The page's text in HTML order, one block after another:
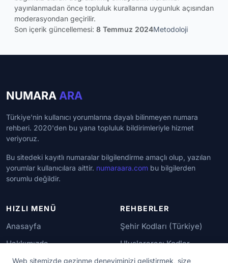
Web sitemizde gezinme deneyiminizi geliştirmek, size
yayınlanmadan önce topluluk kurallarına uygunluk açısından
moderasyondan geçirilir.
Son içerik güncellemesi: 8 Temmuz 2024Metodoloji
NUMARA ARA
Türkiye'nin kullanıcı yorumlarına dayalı bilinmeyen numara
rehberi. 2020'den bu yana topluluk bildirimleriyle hizmet
veriyoruz.
Bu sitedeki kayıtlı numaralar bilgilendirme amaçlı olup, yazılan
yorumlar kullanıcılara aittir. numaraara.com bu bilgilerden
sorumlu değildir.
HIZLI MENÜ
Anasayfa
Hakkımızda
İletişim
REHBERLER
Şehir Kodları (Türkiye)
Uluslararası Kodlar
Güvenilir Numaralar